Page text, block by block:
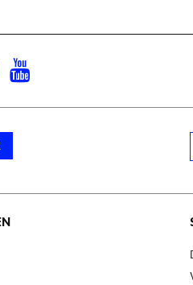
Instagram